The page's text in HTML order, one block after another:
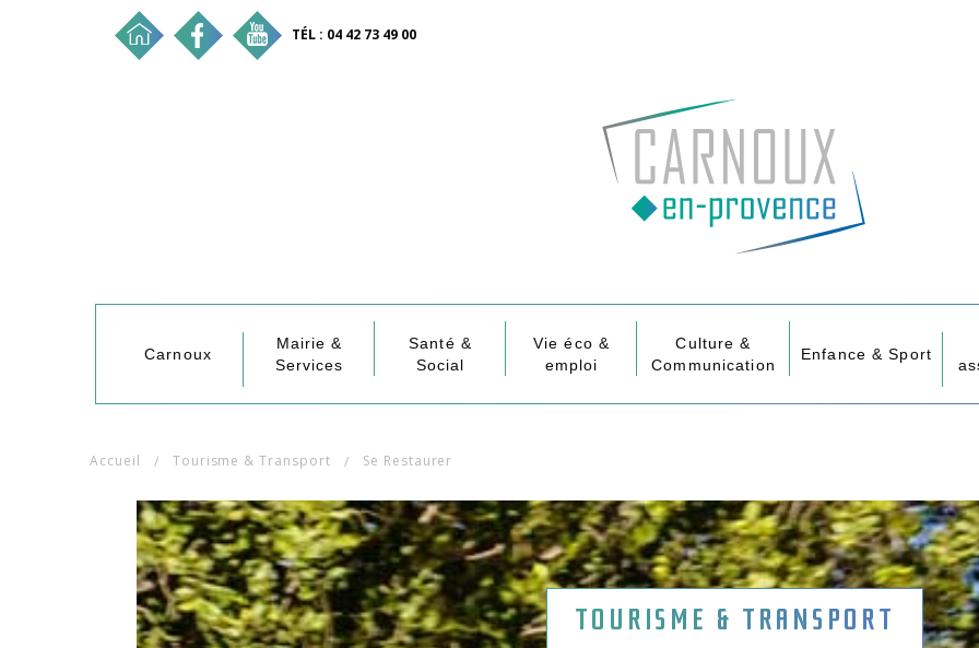
TÉL : 04 42 73 49 00
Carnoux
Mairie &
Services
Santé &
Social
Vie éco &
emploi
Culture &
Communication
Enfance & Sport
Accueil Tourisme & Transport Se Restaurer
TOURISME & TRANSPORT